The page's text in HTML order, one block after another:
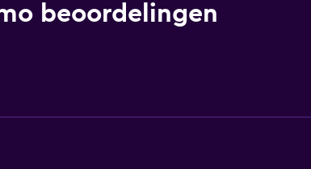
beoordelingen